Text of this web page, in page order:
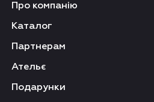
Про компанію
Каталог
Партнерам
Ательє
Подарунки